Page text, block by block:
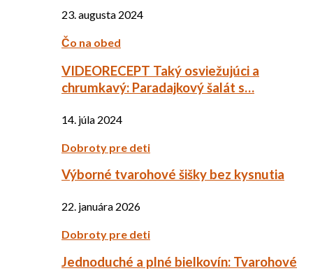
23. augusta 2024
Čo na obed
VIDEORECEPT Taký osviežujúci a
chrumkavý: Paradajkový šalát s…
14. júla 2024
Dobroty pre deti
Výborné tvarohové šišky bez kysnutia
22. januára 2026
Dobroty pre deti
Jednoduché a plné bielkovín: Tvarohové